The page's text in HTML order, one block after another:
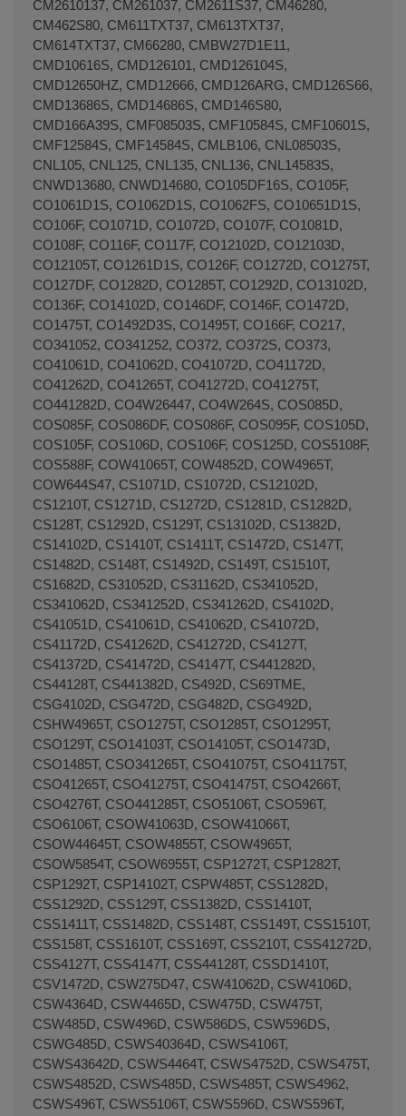
Terminal de consulta○ Motor activo -
Amortiguador lavadora CANDY HOOVER
(41017168)